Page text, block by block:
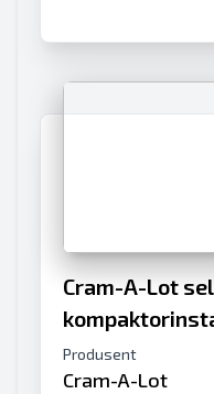
Cram-A-Lot
Produsent
Cram-A-Lot